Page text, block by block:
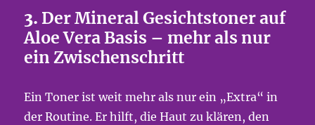
3.Der Mineral Gesichtstoner auf
Aloe Vera Basis – mehr als nur
ein Zwischenschritt
Ein Toner ist weit mehr als nur ein „Extra“ in
der Routine. Er hilft, die Haut zu klären, den